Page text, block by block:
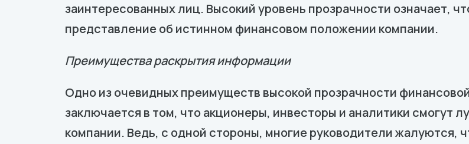
заинтересованных лиц. Высокий уровень прозрачности означает,
представление об истинном финансовом положении компании.
Преимущества раскрытия информации
Одно из очевидных преимуществ высокой прозрачности
заключается в том, что акционеры, инвесторы и аналитики смогут
компании. Ведь, с одной стороны, многие руководители жалуются,